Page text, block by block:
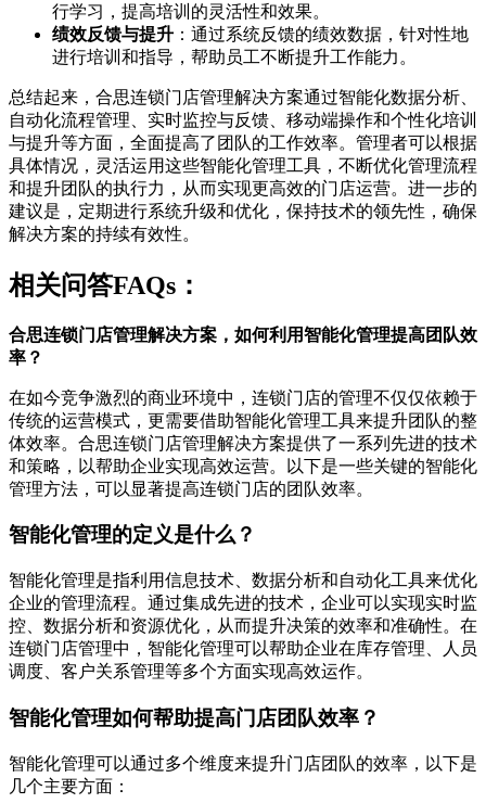
行学习，提高培训的灵活性和效果。
绩效反馈与提升 ：通过系统反馈的绩效数据，针对性地
进行培训和指导，帮助员工不断提升工作能力。
总结起来，合思连锁门店管理解决方案通过智能化数据分析、
自动化流程管理、实时监控与反馈、移动端操作和个性化培训
与提升等方面，全面提高了团队的工作效率。管理者可以根据
具体情况，灵活运用这些智能化管理工具，不断优化管理流程
和提升团队的执行力，从而实现更高效的门店运营。进一步的
建议是，定期进行系统升级和优化，保持技术的领先性，确保
解决方案的持续有效性。
相关问答FAQs：
合思连锁门店管理解决方案，如何利用智能化管理提高团队效
率？
在如今竞争激烈的商业环境中，连锁门店的管理不仅仅依赖于
传统的运营模式，更需要借助智能化管理工具来提升团队的整
体效率。合思连锁门店管理解决方案提供了一系列先进的技术
和策略，以帮助企业实现高效运营。以下是一些关键的智能化
管理方法，可以显著提高连锁门店的团队效率。
智能化管理的定义是什么？
智能化管理是指利用信息技术、数据分析和自动化工具来优化
企业的管理流程。通过集成先进的技术，企业可以实现实时监
控、数据分析和资源优化，从而提升决策的效率和准确性。在
连锁门店管理中，智能化管理可以帮助企业在库存管理、人员
调度、客户关系管理等多个方面实现高效运作。
智能化管理如何帮助提高门店团队效率？
智能化管理可以通过多个维度来提升门店团队的效率，以下是
几个主要方面：